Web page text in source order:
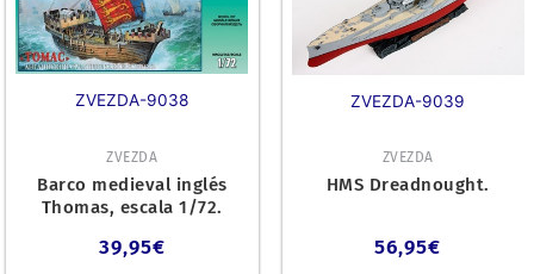
ZVEZDA-9038
ZVEZDA
Barco medieval inglés
Thomas, escala 1/72.
39,95€
ZVEZDA-9039
ZVEZDA
HMS Dreadnought.
56,95€